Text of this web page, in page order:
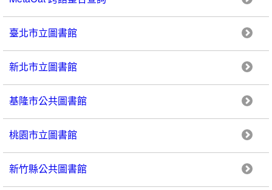
臺北市立圖書館
新北市立圖書館
基隆市公共圖書館
桃園市立圖書館
新竹縣公共圖書館